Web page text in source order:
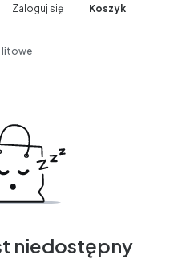
Zaloguj się Koszyk
litowe
niedostępny